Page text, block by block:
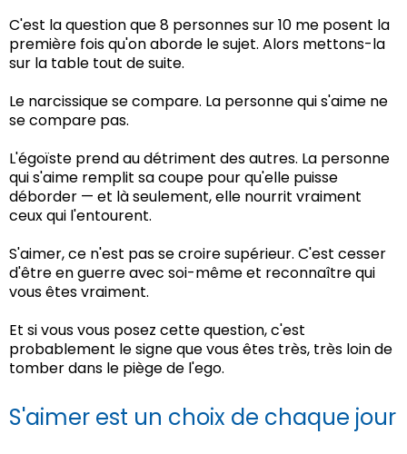
C'est la question que 8 personnes sur 10 me posent la
première fois qu'on aborde le sujet. Alors mettons-la
sur la table tout de suite.
Le narcissique se compare. La personne qui s'aime ne
se compare pas.
L'égoïste prend au détriment des autres. La personne
qui s'aime remplit sa coupe pour qu'elle puisse
déborder — et là seulement, elle nourrit vraiment
ceux qui l'entourent.
S'aimer, ce n'est pas se croire supérieur. C'est cesser
d'être en guerre avec soi-même et reconnaître qui
vous êtes vraiment.
Et si vous vous posez cette question, c'est
probablement le signe que vous êtes très, très loin de
tomber dans le piège de l'ego.
S'aimer est un choix de chaque jour